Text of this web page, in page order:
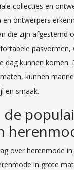
collecties en
ontwerpers
die zijn afgestemd
dag kunnen
kunnen
en smaak.
de
over herenmode
in grote